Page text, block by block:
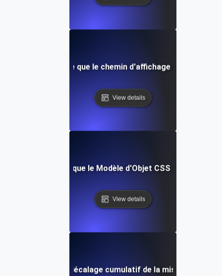
Qu'est-ce que le chemin d'affichage critique ?
View details
Qu'est-ce que le Modèle d'Objet CSS (CSSOM)?
View details
Qu'est-ce que le décalage cumulatif de la mise en page